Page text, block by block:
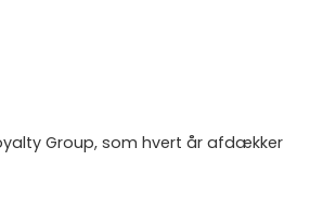
Group, som hvert år afdækker